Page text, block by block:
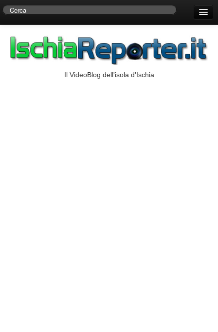
Centro di Ricerche Storiche D’Ambra
Il VideoBlog dell'isola d'Ischia